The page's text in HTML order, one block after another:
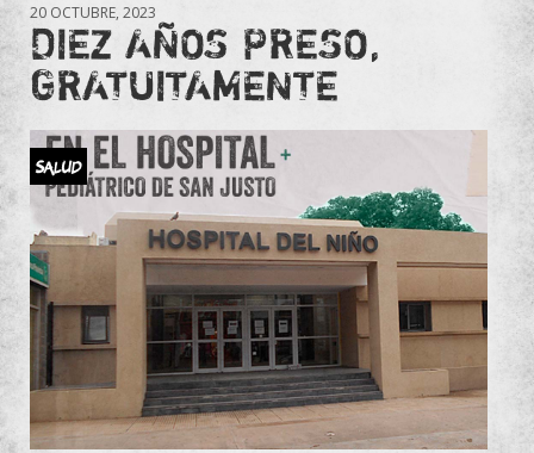
20 OCTUBRE, 2023
DIEZ AÑOS PRESO,
GRATUITAMENTE
Salud